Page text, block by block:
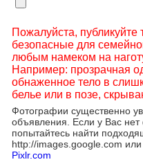
Пожалуйста, публикуйте
безопасные для
любым намеком на
Например: прозрачная
обнаженное тело в
белье или в позе,
Фотографии существенно
объявления. Если у Вас
попытайтесь найти
http://images.google.com
Pixlr.com